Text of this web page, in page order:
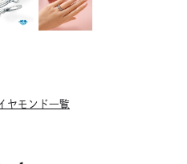
ヤモンド一覧